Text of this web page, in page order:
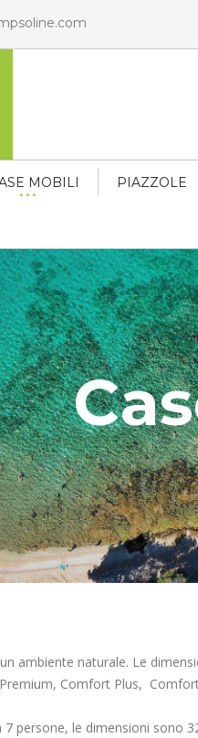
MOBILI PIAZZOLE
ambiente naturale. Le
Comfort Plus,
persone, le dimensioni sono